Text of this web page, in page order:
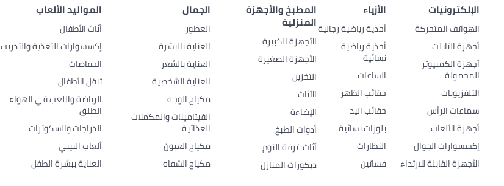
الإلكترونيات
الهواتف المتحركة
أجهزة التابلت
أجهزة الكمبيوتر
المحمولة
التلفزيونات
سماعات الرأس
أجهزة الألعاب
إكسسوارات الجوال
الأجهزة القابلة للارتداء
الأزياء
أحذية رياضية رجالية
أحذية رياضية
نسائية
الساعات
حقائب الظهر
حقائب اليد
بلوزات نسائية
النظارات
فساتين
المطبخ والأجهزة
المنزلية
الأجهزة الكبيرة
الأجهزة الصغيرة
التخزين
الأثاث
الإضاءة
أدوات الطبخ
أثاث غرفة النوم
ديكورات المنازل
الجمال
العطور
العناية بالبشرة
العناية بالشعر
العناية الشخصية
مكياج الوجه
الفيتامينات والمكملات
الغذائية
مكياج العيون
مكياج الشفاه
المواليد الألعاب
أثاث الأطفال
إكسسوارات التغذية والتدريب
الحفاضات
تنقل الأطفال
الرياضة واللعب في الهواء
الطلق
الدراجات والسكوترات
ألعاب البيبي
العناية ببشرة الطفل